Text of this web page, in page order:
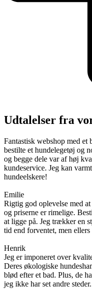
Udtalelser fra
Fantastisk webshop med et
bestilte et hundelegetøj og
og begge dele var af høj
kundeservice. Jeg kan
hundeelskere!
Emilie
Rigtig god oplevelse med
og priserne er rimelige.
at ligge på. Jeg trækker en
tid end forventet, men
Henrik
Jeg er imponeret over
Deres økologiske
blød efter et bad. Plus, de
jeg ikke har set andre